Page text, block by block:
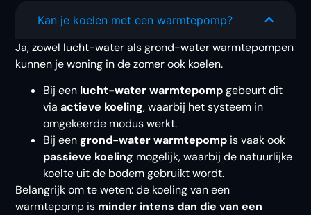
Kan je koelen met een warmtepomp?
Ja, zowel lucht-water als grond-water warmtepompen
kunnen je woning in de zomer ook koelen.
Bij een lucht-water warmtepompgebeurt dit
viaactieve koeling, waarbij het systeem in
omgekeerde modus werkt.
Bij eengrond-water warmtepomp is vaak ook
passieve koeling mogelijk, waarbij de natuurlijke
koelte uit de bodem gebruikt wordt.
Belangrijk om te weten: de koeling van een
warmtepomp is minder intens dan die van een